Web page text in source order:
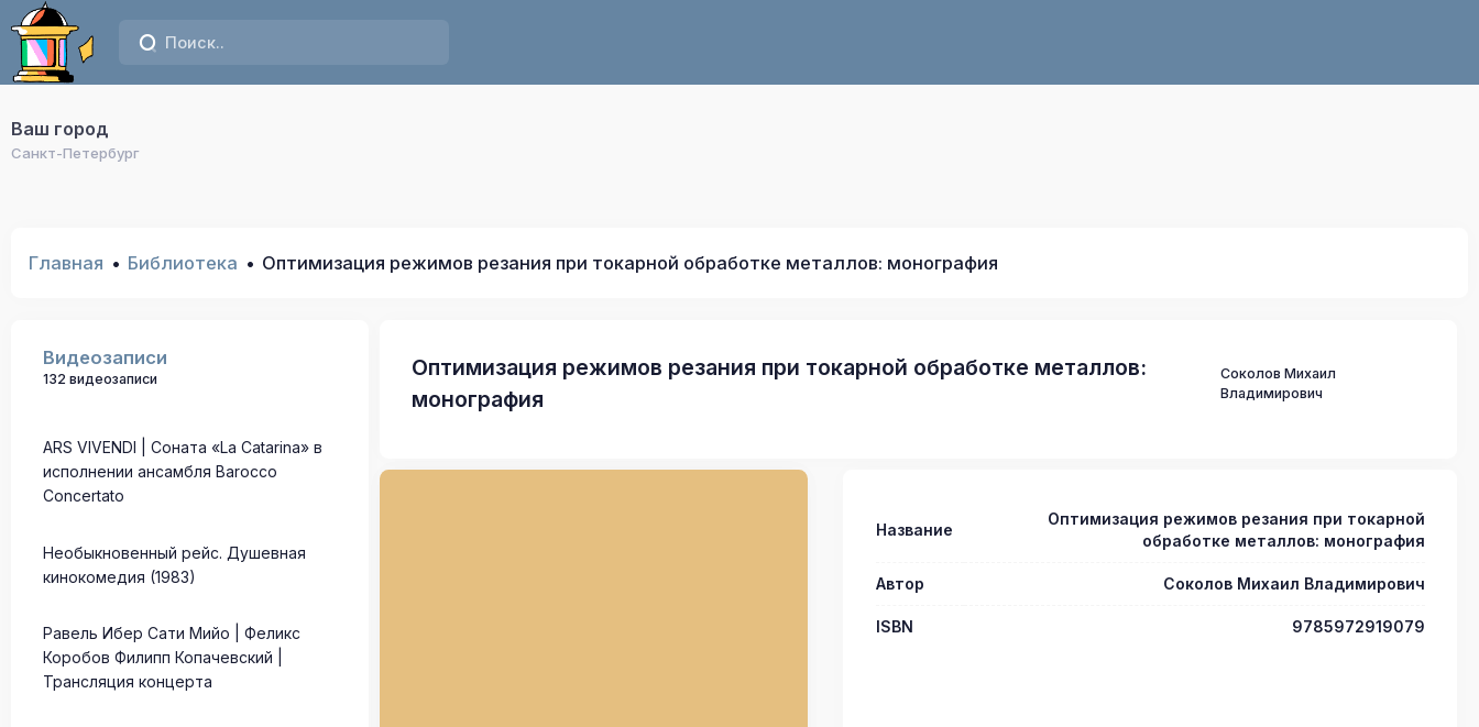
Ваш город
Санкт-Петербург
Главная Библиотека Оптимизация режимов резания при токарной обработке металлов: монография
Видеозаписи
132 видеозаписи
ARS VIVENDI | Соната «La Catarina» в
исполнении ансамбля Barocco
Concertato
Необыкновенный рейс. Душевная
кинокомедия (1983)
Равель Ибер Сати Мийо | Феликс
Коробов Филипп Копачевский |
Трансляция концерта
Оптимизация режимов резания при токарной обработке металлов:
монография
Соколов Михаил
Владимирович
Название
Оптимизация режимов резания при токарной
обработке металлов: монография
Автор Соколов Михаил Владимирович
ISBN 9785972919079